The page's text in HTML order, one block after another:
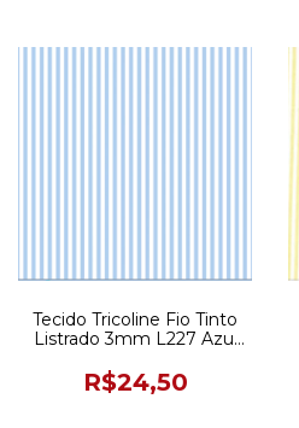
Tecido Tricoline Fio Tinto
Listrado 3mm L227 Azul
R$24,50